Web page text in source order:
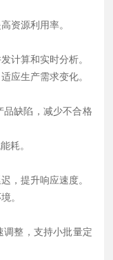
资源利用率。
计算和实时分析。
应生产需求变化。
缺陷，减少不合格
耗。
，提升响应速度。
。
整，支持小批量定